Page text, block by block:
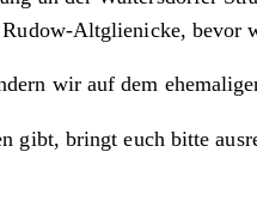
Altglienicke, bevor
wir auf dem
gibt, bringt euch bitte